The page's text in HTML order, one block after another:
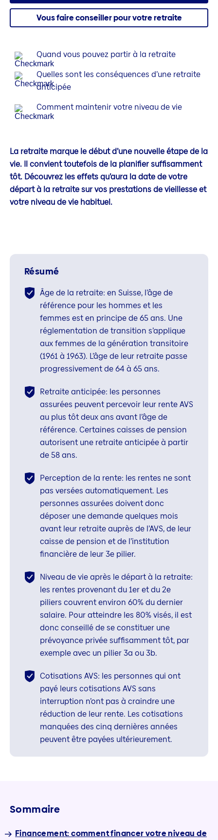
Vous faire conseiller pour votre retraite
Quand vous pouvez partir à la retraite
Quelles sont les conséquences d’une retraite
anticipée
Comment maintenir votre niveau de vie
La retraite marque le début d’une nouvelle étape de la
vie. Il convient toutefois de la planifier suffisamment
tôt. Découvrez les effets qu’aura la date de votre
départ à la retraite sur vos prestations de vieillesse et
votre niveau de vie habituel.
Résumé
Âge de la retraite: en Suisse, l’âge de
référence pour les hommes et les
femmes est en principe de 65 ans. Une
réglementation de transition s’applique
aux femmes de la génération transitoire
(1961 à 1963). L’âge de leur retraite passe
progressivement de 64 à 65 ans.
Retraite anticipée: les personnes
assurées peuvent percevoir leur rente AVS
au plus tôt deux ans avant l’âge de
référence. Certaines caisses de pension
autorisent une retraite anticipée à partir
de 58 ans.
Perception de la rente: les rentes ne sont
pas versées automatiquement. Les
personnes assurées doivent donc
déposer une demande quelques mois
avant leur retraite auprès de l’AVS, de leur
caisse de pension et de l’institution
financière de leur 3e pilier.
Niveau de vie après le départ à la retraite:
les rentes provenant du 1er et du 2e
piliers couvrent environ 60% du dernier
salaire. Pour atteindre les 80% visés, il est
donc conseillé de se constituer une
prévoyance privée suffisamment tôt, par
exemple avec un pilier 3a ou 3b.
Cotisations AVS: les personnes qui ont
payé leurs cotisations AVS sans
interruption n’ont pas à craindre une
réduction de leur rente. Les cotisations
manquées des cinq dernières années
peuvent être payées ultérieurement.
Sommaire
Financement: comment financer votre niveau de